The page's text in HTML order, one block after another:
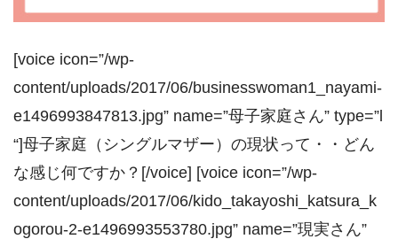
[voice icon=”/wp-
content/uploads/2017/06/businesswoman1_nayami-
e1496993847813.jpg” name=”母子家庭さん” type=”l
“]母子家庭（シングルマザー）の現状って・・どん
な感じ何ですか？[/voice] [voice icon=”/wp-
content/uploads/2017/06/kido_takayoshi_katsura_k
ogorou-2-e1496993553780.jpg” name=”現実さん”